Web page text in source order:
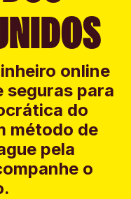
online
seguras para
do
método de
pela
o